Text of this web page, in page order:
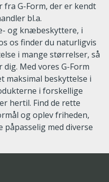
G-Form, der er kendt
bl.a.
og knæbeskyttere, i
os finder du naturligvis
i mange størrelser, så
Med vores G-Form
maksimal beskyttelse i
i forskellige
hertil. Find de rette
og oplev friheden,
med diverse